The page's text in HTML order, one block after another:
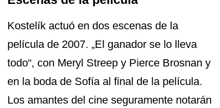
Kostelík actuó en dos escenas de la
película de 2007. „El ganador se lo lleva
todo“, con Meryl Streep y Pierce Brosnan y
en la boda de Sofía al final de la película.
Los amantes del cine seguramente notarán